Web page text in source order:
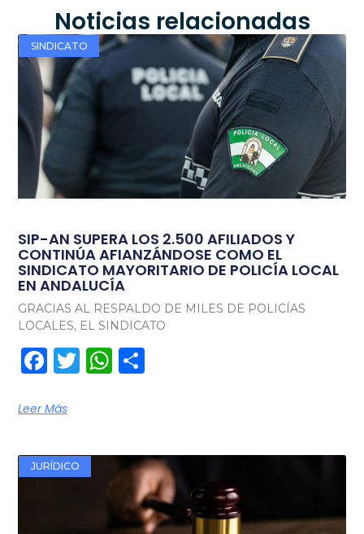
Noticias relacionadas
SINDICATO
SIP-AN SUPERA LOS 2.500 AFILIADOS Y
CONTINÚA AFIANZÁNDOSE COMO EL
SINDICATO MAYORITARIO DE POLICÍA LOCAL
EN ANDALUCÍA
GRACIAS AL RESPALDO DE MILES DE POLICÍAS
LOCALES, EL SINDICATO
Facebook
TwitterWhatsApp
Leer Más
JURÍDICO